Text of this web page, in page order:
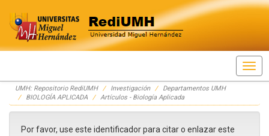
Skip
navigation
UMH: Repositorio RediUMH Investigación
Departamentos UMH
BIOLOGÍA APLICADA
Artículos - Biología Aplicada
Por favor, use este identificador para citar o enlazar este